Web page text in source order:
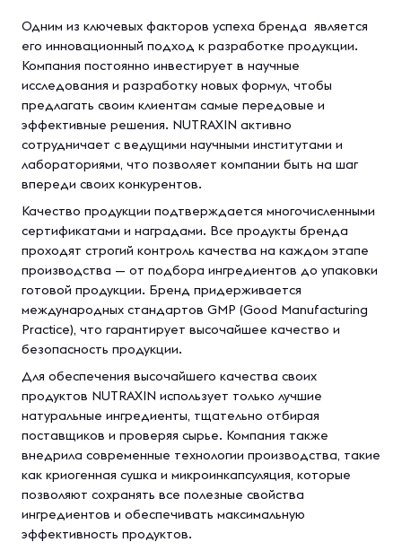
Одним из ключевых факторов успеха бренда является
его инновационный подход к разработке продукции.
Компания постоянно инвестирует в научные
исследования и разработку новых формул, чтобы
предлагать своим клиентам самые передовые и
эффективные решения. NUTRAXIN активно
сотрудничает с ведущими научными институтами и
лабораториями, что позволяет компании быть на шаг
впереди своих конкурентов.
Качество продукции подтверждается многочисленными
сертификатами и наградами. Все продукты бренда
проходят строгий контроль качества на каждом этапе
производства — от подбора ингредиентов до упаковки
готовой продукции. Бренд придерживается
международных стандартов GMP (Good Manufacturing
Practice), что гарантирует высочайшее качество и
безопасность продукции.
Для обеспечения высочайшего качества своих
продуктов NUTRAXIN использует только лучшие
натуральные ингредиенты, тщательно отбирая
поставщиков и проверяя сырье. Компания также
внедрила современные технологии производства, такие
как криогенная сушка и микроинкапсуляция, которые
позволяют сохранять все полезные свойства
ингредиентов и обеспечивать максимальную
эффективность продуктов.